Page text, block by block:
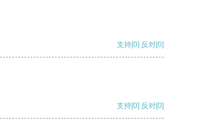
支持[0] 反对[0]
支持[0] 反对[0]